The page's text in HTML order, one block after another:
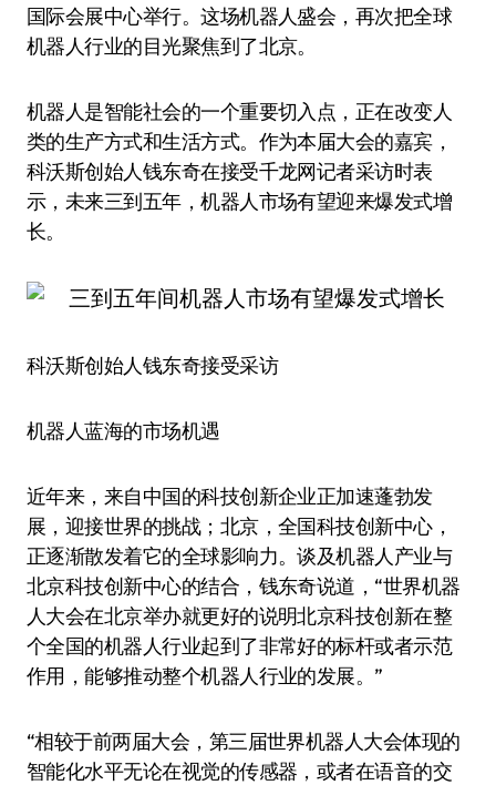
国际会展中心举行。这场机器人盛会，再次把全球
机器人行业的目光聚焦到了北京。
机器人是智能社会的一个重要切入点，正在改变人
类的生产方式和生活方式。作为本届大会的嘉宾，
科沃斯创始人钱东奇在接受千龙网记者采访时表
示，未来三到五年，机器人市场有望迎来爆发式增
长。
科沃斯创始人钱东奇接受采访
机器人蓝海的市场机遇
近年来，来自中国的科技创新企业正加速蓬勃发
展，迎接世界的挑战；北京，全国科技创新中心，
正逐渐散发着它的全球影响力。谈及机器人产业与
北京科技创新中心的结合，钱东奇说道，“世界机器
人大会在北京举办就更好的说明北京科技创新在整
个全国的机器人行业起到了非常好的标杆或者示范
作用，能够推动整个机器人行业的发展。”
“相较于前两届大会，第三届世界机器人大会体现的
智能化水平无论在视觉的传感器，或者在语音的交